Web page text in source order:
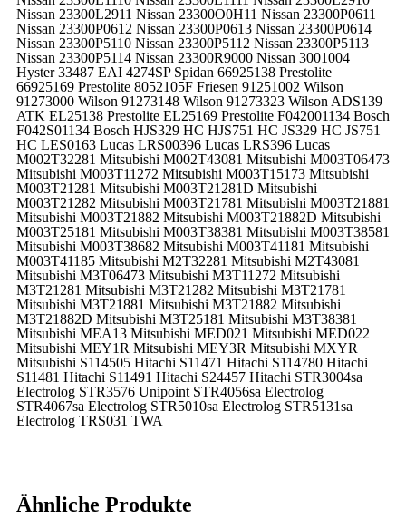
Nissan 23300L2911 Nissan 23300O0H11 Nissan 23300P0611
Nissan 23300P0612 Nissan 23300P0613 Nissan 23300P0614
Nissan 23300P5110 Nissan 23300P5112 Nissan 23300P5113
Nissan 23300P5114 Nissan 23300R9000 Nissan 3001004
Hyster 33487 EAI 4274SP Spidan 66925138 Prestolite
66925169 Prestolite 8052105F Friesen 91251002 Wilson
91273000 Wilson 91273148 Wilson 91273323 Wilson ADS139
ATK EL25138 Prestolite EL25169 Prestolite F042001134 Bosch
F042S01134 Bosch HJS329 HC HJS751 HC JS329 HC JS751
HC LES0163 Lucas LRS00396 Lucas LRS396 Lucas
M002T32281 Mitsubishi M002T43081 Mitsubishi M003T06473
Mitsubishi M003T11272 Mitsubishi M003T15173 Mitsubishi
M003T21281 Mitsubishi M003T21281D Mitsubishi
M003T21282 Mitsubishi M003T21781 Mitsubishi M003T21881
Mitsubishi M003T21882 Mitsubishi M003T21882D Mitsubishi
M003T25181 Mitsubishi M003T38381 Mitsubishi M003T38581
Mitsubishi M003T38682 Mitsubishi M003T41181 Mitsubishi
M003T41185 Mitsubishi M2T32281 Mitsubishi M2T43081
Mitsubishi M3T06473 Mitsubishi M3T11272 Mitsubishi
M3T21281 Mitsubishi M3T21282 Mitsubishi M3T21781
Mitsubishi M3T21881 Mitsubishi M3T21882 Mitsubishi
M3T21882D Mitsubishi M3T25181 Mitsubishi M3T38381
Mitsubishi MEA13 Mitsubishi MED021 Mitsubishi MED022
Mitsubishi MEY1R Mitsubishi MEY3R Mitsubishi MXYR
Mitsubishi S114505 Hitachi S11471 Hitachi S114780 Hitachi
S11481 Hitachi S11491 Hitachi S24457 Hitachi STR3004sa
Electrolog STR3576 Unipoint STR4056sa Electrolog
STR4067sa Electrolog STR5010sa Electrolog STR5131sa
Electrolog TRS031 TWA
Ähnliche Produkte